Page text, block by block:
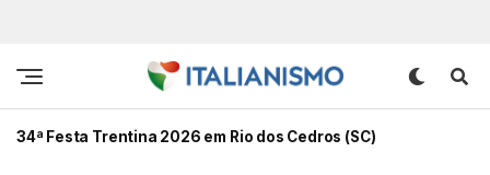
34ª Festa Trentina 2026 em Rio dos Cedros (SC)